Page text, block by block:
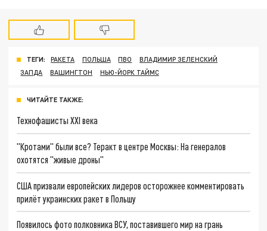
ТЕГИ: РАКЕТА ПОЛЬША ПВО
ВЛАДИМИР ЗЕЛЕНСКИЙ
ЗАПДА
ВАШИНГТОН НЬЮ-ЙОРК ТАЙМС
ЧИТАЙТЕ ТАКЖЕ:
Технофашисты XXI века
"Кротами" были все? Теракт в центре Москвы: На генералов
охотятся "живые дроны"
США призвали европейских лидеров осторожнее комментировать
прилёт украинских ракет в Польшу
Появилось фото полковника ВСУ, поставившего мир на грань